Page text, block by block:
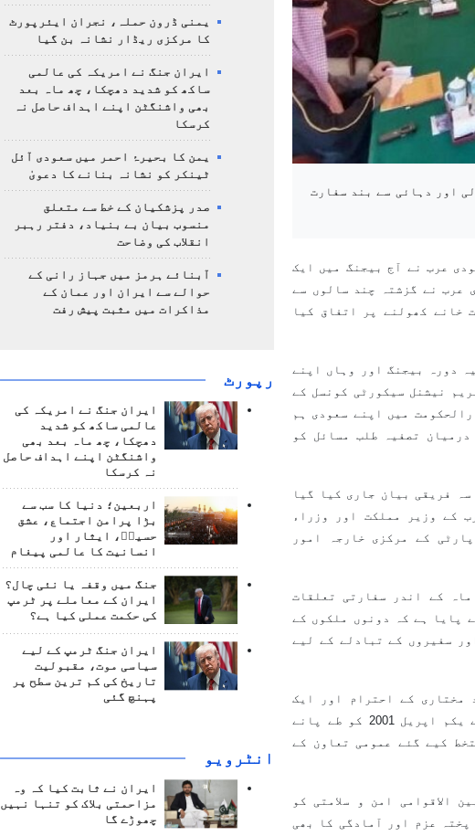
اور دہائی سے بند سفارت
عرب نے آج بیجنگ میں ایک
عرب نے گزشتہ چند سالوں سے
خانے کھولنے پر اتفاق کیا
دورہ بیجنگ اور وہاں اپنے
نیشنل سیکورٹی کونسل کے
درمیان چین کے دارالحکومت میں اپنے سعودی ہم
تصفیہ طلب مسائل کو
2023 کو بیجنگ میں ایک سہ فریقی بیان جاری کیا گیا
کے وزیر مملکت اور وزراء
کے مرکزی خارجہ امور
کے اندر سفارتی تعلقات
پایا ہے کہ دونوں ملکوں کے
سفیروں کے تبادلے کے لیے
مختاری کے احترام اور ایک
دوسرے کے اندرونی معاملات میں عدم مداخلت پر زور دیتے ہوئے یکم اپریل 2001 کو طے پانے
کے معاہدے اور ساتھ ہی 5/27/1998 کو دستخط کیے گئے عمومی تعاون کے
الاقوامی امن و سلامتی کو
پختہ عزم اور آمادگی کا بھی
یمنی ڈرون حملہ، نجران ایئرپورٹ
کا مرکزی ریڈار نشانہ بن گیا
ایران جنگ نے امریکہ کی عالمی
ساکھ کو شدید دھچکا، چھ ماہ بعد
بھی واشنگٹن اپنے اہداف حاصل نہ
کرسکا
یمن کا بحیرۂ احمر میں سعودی آئل
ٹینکر کو نشانہ بنانے کا دعویٰ
صدر پزشکیان کے خط سے متعلق
منسوب بیان بے بنیاد، دفتر رہبر
انقلاب کی وضاحت
آبنائے ہرمز میں جہاز رانی کے
حوالے سے ایران اور عمان کے
مذاکرات میں مثبت پیش رفت
رپورٹ
ایران جنگ نے امریکہ کی
عالمی ساکھ کو شدید
دھچکا، چھ ماہ بعد بھی
واشنگٹن اپنے اہداف حاصل
نہ کرسکا
اربعین؛ دنیا کا سب سے
بڑا پرامن اجتماع، عشق
حسینؑ، ایثار اور
انسانیت کا عالمی پیغام
جنگ میں وقفہ یا نئی چال؟
ایران کے معاملے پر ٹرمپ
کی حکمت عملی کیا ہے؟
ایران جنگ ٹرمپ کے لیے
سیاسی موت، مقبولیت
تاریخ کی کم ترین سطح پر
پہنچ گئی
انٹرويو
ایران نے ثابت کیا کہ وہ
مزاحمتی بلاک کو تنہا نہیں
چھوڑے گا